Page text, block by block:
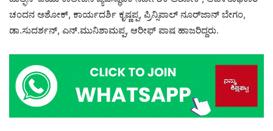
ಚಂದನ ಅಶೋಕ್, ಕಾರ್ಯದರ್ಶಿ ಕೃಷ್ಣಪ್ಪ, ಪ್ರಿನ್ಸಿಪಾಲ್ ನೂರ್‌ಜಾನ್ ಬೇಗಂ,
ಡಾ.ಸುದರ್ಶನ್, ಎನ್.ಮುನಿಶಾಮಪ್ಪ, ಆರೀಫ್ ಪಾಷ ಹಾಜರಿದ್ದರು.